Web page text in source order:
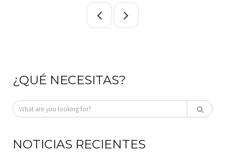
¿QUÉ NECESITAS?
NOTICIAS RECIENTES